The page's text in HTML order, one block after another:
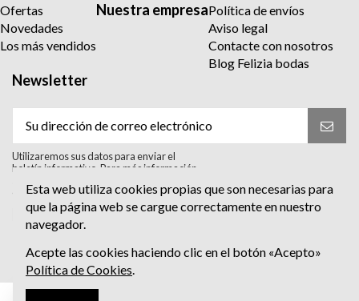
Ofertas
Novedades
Los más vendidos
Nuestra empresaPolítica de envíos
Aviso legal
Contacte con nosotros
Blog Felizia bodas
Newsletter
Utilizaremos sus datos para enviar el
boletín informativo. Para más información
consulte la política de privacidad.
Acepto el tratamiento para enviar el
boletín informativo. He leído y Acepto
Esta web utiliza cookies propias que son necesarias para
que la página web se cargue correctamente en nuestro
navegador.
Acepte las cookies haciendo clic en el botón «Acepto»
Política de Cookies.